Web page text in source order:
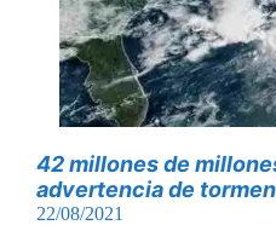
42 millones de
advertencia de
22/08/2021